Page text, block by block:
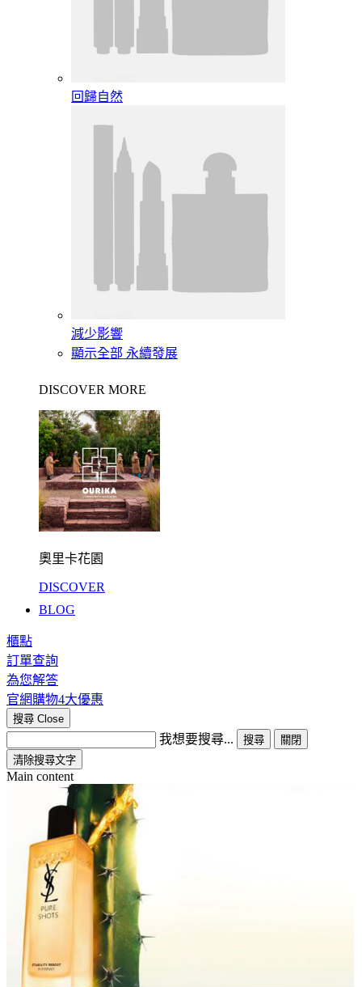
回歸自然
減少影響
顯示全部 永續發展
DISCOVER MORE
奧里卡花園
DISCOVER
BLOG
櫃點
訂單查詢
為您解答
官網購物4大優惠
搜尋 Close
我想要搜尋... 搜尋
關閉
清除搜尋文字
Main content